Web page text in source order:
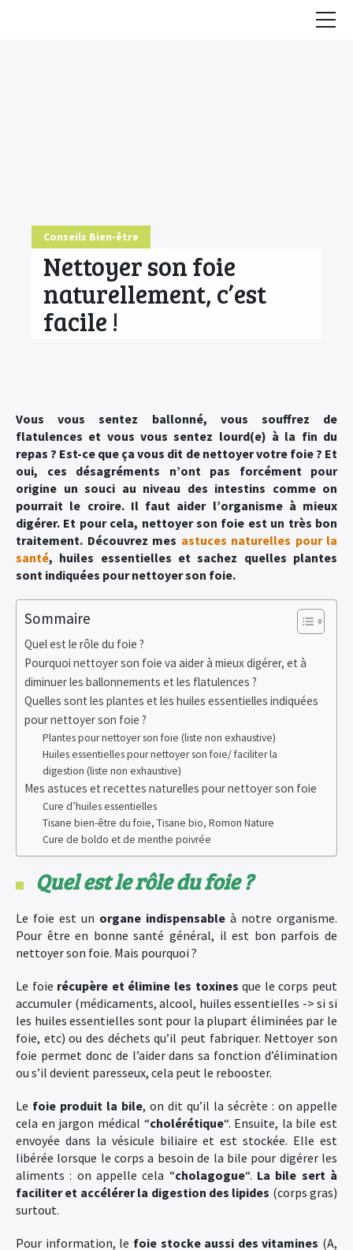
Conseils Bien-être
Nettoyer son foie
naturellement, c’est
facile !
Vous vous sentez ballonné, vous souffrez de
flatulences et vous vous sentez lourd(e) à la fin du
repas ? Est-ce que ça vous dit de nettoyer votre foie ? Et
oui, ces désagréments n’ont pas forcément pour
origine un souci au niveau des intestins comme on
pourrait le croire. Il faut aider l’organisme à mieux
digérer. Et pour cela, nettoyer son foie est un très bon
traitement. Découvrez mes astuces naturelles pour la
santé, huiles essentielles et sachez quelles plantes
sont indiquées pour nettoyer son foie.
Sommaire
Quel est le rôle du foie ?
Pourquoi nettoyer son foie va aider à mieux digérer, et à
diminuer les ballonnements et les flatulences ?
Quelles sont les plantes et les huiles essentielles indiquées
pour nettoyer son foie ?
Plantes pour nettoyer son foie (liste non exhaustive)
Huiles essentielles pour nettoyer son foie/ faciliter la
digestion (liste non exhaustive)
Mes astuces et recettes naturelles pour nettoyer son foie
Cure d’huiles essentielles
Tisane bien-être du foie, Tisane bio, Romon Nature
Cure de boldo et de menthe poivrée
Quel est le rôle du foie ?
Le foie est un organe indispensable à notre organisme.
Pour être en bonne santé général, il est bon parfois de
nettoyer son foie. Mais pourquoi ?
Le foie récupère et élimine les toxines que le corps peut
accumuler (médicaments, alcool, huiles essentielles -> si si
les huiles essentielles sont pour la plupart éliminées par le
foie, etc) ou des déchets qu’il peut fabriquer. Nettoyer son
foie permet donc de l’aider dans sa fonction d’élimination
ou s’il devient paresseux, cela peut le rebooster.
Le foie produit la bile, on dit qu’il la sécrète : on appelle
cela en jargon médical “cholérétique“. Ensuite, la bile est
envoyée dans la vésicule biliaire et est stockée. Elle est
libérée lorsque le corps a besoin de la bile pour digérer les
aliments : on appelle cela “cholagogue“. La bile sert à
faciliter et accélérer la digestion des lipides (corps gras)
surtout.
Pour information, le foie stocke aussi des vitamines (A,
COMMENCER ICI